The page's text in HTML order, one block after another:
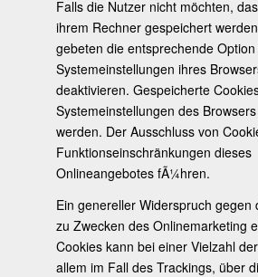
Falls die Nutzer nicht möchten,
ihrem Rechner gespeichert
gebeten die entsprechende
Systemeinstellungen ihres
deaktivieren. Gespeicherte
Systemeinstellungen des
werden. Der Ausschluss von
Funktionseinschränkungen dieses
Onlineangebotes fÃ¼hren.
Ein genereller Widerspruch gegen
zu Zwecken des Onlinemarketing
Cookies kann bei einer Vielzahl
allem im Fall des Trackings, über